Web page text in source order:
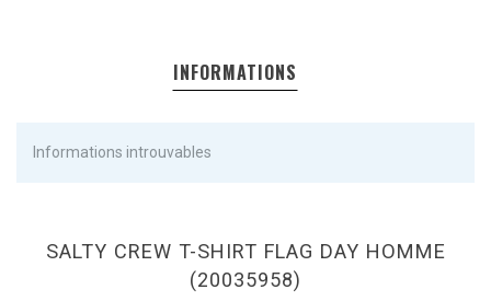
INFORMATIONS
Informations introuvables
SALTY CREW T-SHIRT FLAG DAY HOMME
(20035958)